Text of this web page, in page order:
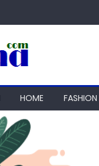
HOME FASHION